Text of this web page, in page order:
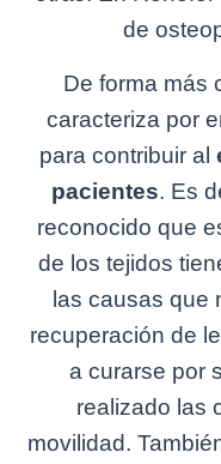
de
De forma más
caracteriza por
para contribuir al
pacientes. Es
reconocido que
de los tejidos
las causas que
recuperación de
a curarse por
realizado las
movilidad.